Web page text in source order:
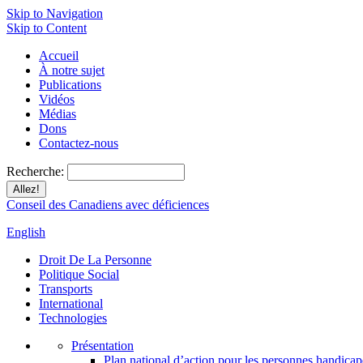
Skip to Navigation
Skip to Content
Accueil
À notre sujet
Publications
Vidéos
Médias
Dons
Contactez-nous
Recherche:
Conseil des Canadiens avec déficiences
English
Droit De La Personne
Politique Social
Transports
International
Technologies
Présentation
Plan national d’action pour les personnes